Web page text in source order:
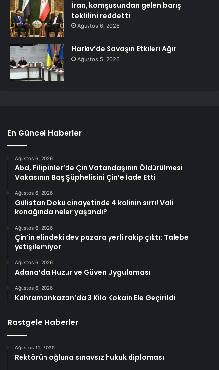
İran, komşusundan gelen barış
teklifini reddetti
Ağustos 6, 2026
Harkiv’de Savaşın Etkileri Ağır
Ağustos 5, 2026
En Güncel Haberler
Ağustos 6, 2026
Abd, Filipinler’de Çin Vatandaşının Öldürülmesi
Vakasının Baş Şüphelisini Çin’e İade Etti
Ağustos 6, 2026
Gülistan Doku cinayetinde 4 kolinin sırrı! Vali
konağında neler yaşandı?
Ağustos 6, 2026
Çin’in elindeki dev pazara yerli rakip çıktı: Talebe
yetişilemiyor
Ağustos 6, 2026
Adana’da Huzur ve Güven Uygulaması
Ağustos 6, 2026
Kahramankazan’da 3 Kilo Kokain Ele Geçirildi
Rastgele Haberler
Ağustos 11, 2025
Rektörün oğluna sınavsız hukuk diploması